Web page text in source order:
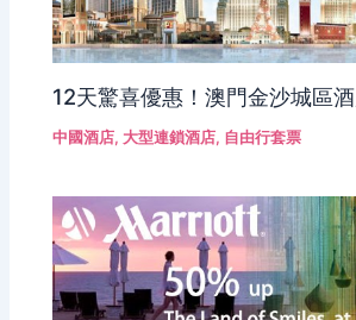
12天驚喜優惠！澳門金沙城區
中國酒店, 大型連鎖酒店, 自由行套票